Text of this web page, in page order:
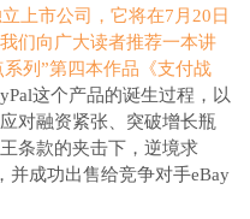
上市公司，它将在7月20日
们向广大读者推荐一本讲
列”第四本作品《支付战
这个产品的诞生过程，以
对融资紧张、突破增长瓶
条款的夹击下，逆境求
并成功出售给竞争对手eBay